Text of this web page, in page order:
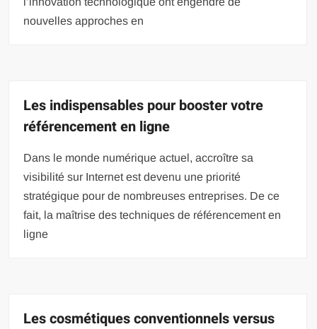
nouvelles approches en
Les indispensables pour booster votre
référencement en ligne
Dans le monde numérique actuel, accroître sa
visibilité sur Internet est devenu une priorité
stratégique pour de nombreuses entreprises. De ce
fait, la maîtrise des techniques de référencement en
ligne
Les cosmétiques conventionnels versus